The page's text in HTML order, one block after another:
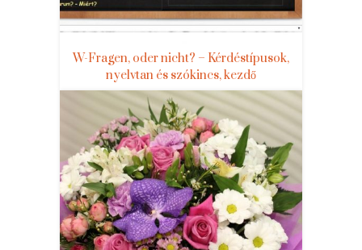
W-Fragen, oder nicht? – Kérdéstípusok,
nyelvtan és szókincs, kezdő